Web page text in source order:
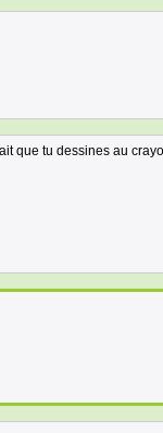
que tu dessines au